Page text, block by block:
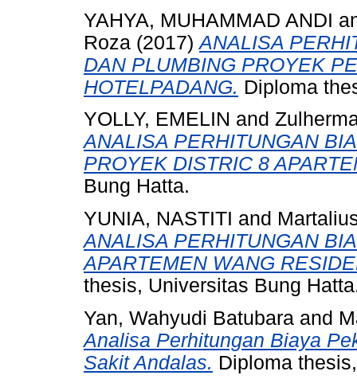
YAHYA, MUHAMMAD ANDI
Roza (2017)ANALISA
DAN PLUMBING PROYEK
HOTELPADANG. Diploma
YOLLY, EMELIN and
ANALISA PERHITUNGAN
PROYEK DISTRIC 8
Bung Hatta.
YUNIA, NASTITI and
ANALISA PERHITUNGAN
APARTEMEN WANG
thesis, Universitas Bung
Yan, Wahyudi Batubara and
Analisa Perhitungan Biaya
Sakit Andalas. Diploma